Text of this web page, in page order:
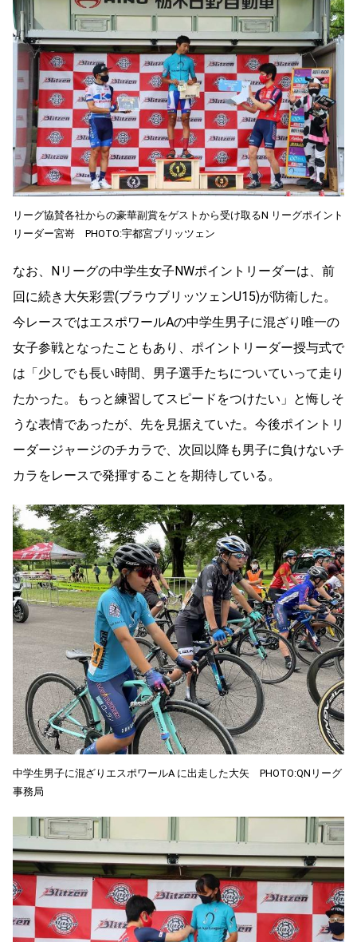
リーグ協賛各社からの豪華副賞をゲストから受け取るN リーグポイント
リーダー宮嵜 PHOTO:宇都宮ブリッツェン
なお、Nリーグの中学生女子NWポイントリーダーは、前
回に続き大矢彩雲(ブラウブリッツェンU15)が防衛した。
今レースではエスポワールAの中学生男子に混ざり唯一の
女子参戦となったこともあり、ポイントリーダー授与式で
は「少しでも⻑い時間、男子選手たちについていって走り
たかった。もっと練習してスピードをつけたい」と悔しそ
うな表情であったが、先を見据えていた。今後ポイントリ
ーダージャージのチカラで、次回以降も男子に負けないチ
カラをレースで発揮することを期待している。
中学生男子に混ざりエスポワールA に出走した大矢 PHOTO:QNリーグ
事務局